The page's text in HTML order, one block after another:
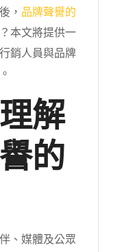
， 品牌聲譽的
本文將提供一
銷人員與品牌
解
的
、媒體及公眾